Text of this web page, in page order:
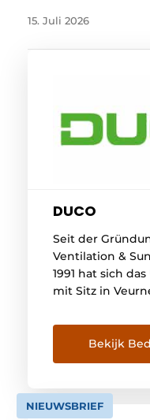
15. Juli 2026
DUCO
Seit der
Ventilation &
1991 hat sich
mit Sitz in
europäischen
natürliche
Bewohner ein
komfortables und
Bekijk
NIEUWSBRIEF